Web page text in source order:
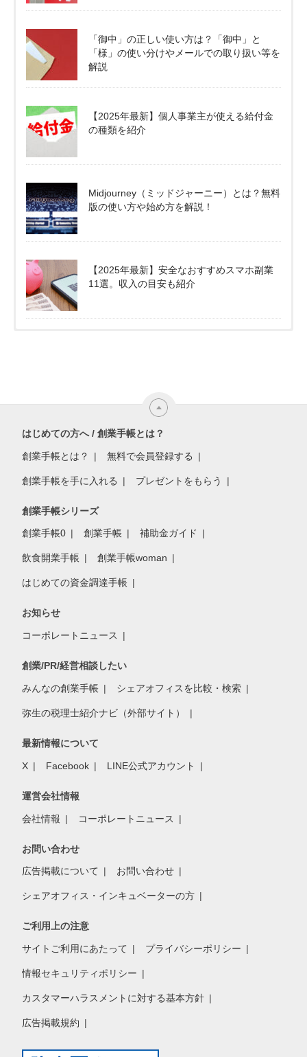
「御中」の正しい使い方は？「御中」と
「様」の使い分けやメールでの取り扱い等を
解説
【2025年最新】個人事業主が使える給付金
の種類を紹介
Midjourney（ミッドジャーニー）とは？無料
版の使い方や始め方を解説！
【2025年最新】安全なおすすめスマホ副業
11選。収入の目安も紹介
はじめての方へ / 創業手帳とは？
創業手帳とは？ 無料で会員登録する
創業手帳を手に入れる プレゼントをもらう
創業手帳シリーズ
創業手帳0 創業手帳 補助金ガイド
飲食開業手帳 創業手帳woman
はじめての資金調達手帳
お知らせ
コーポレートニュース
創業/PR/経営相談したい
みんなの創業手帳 シェアオフィスを比較・検索
弥生の税理士紹介ナビ（外部サイト）
最新情報について
X Facebook LINE公式アカウント
運営会社情報
会社情報 コーポレートニュース
お問い合わせ
広告掲載について お問い合わせ
シェアオフィス・インキュベーターの方
ご利用上の注意
サイトご利用にあたって プライバシーポリシー
情報セキュリティポリシー
カスタマーハラスメントに対する基本方針
広告掲載規約